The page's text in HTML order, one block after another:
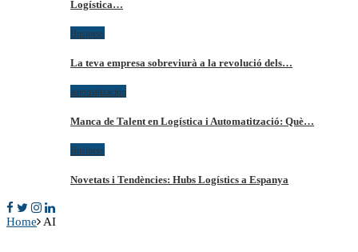
Logística…
Business
La teva empresa sobreviurà a la revolució dels…
automatizacion
Manca de Talent en Logística i Automatització: Què…
Business
Novetats i Tendències: Hubs Logístics a Espanya
Home AI